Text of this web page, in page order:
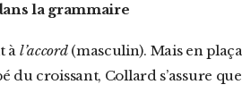
la grammaire
à l’accord(masculin). Mais en
croissant, Collard s’assure